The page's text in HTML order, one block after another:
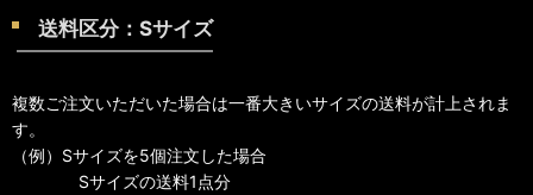
送料区分：Sサイズ
複数ご注文いただいた場合は一番大きいサイズの送料が計上されま
す。
（例）Sサイズを5個注文した場合
Sサイズの送料1点分